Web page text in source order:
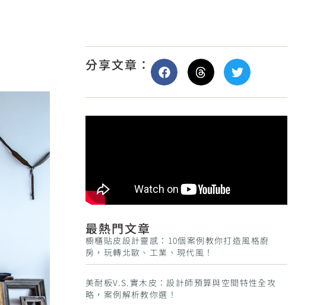
分享文章：
最熱門文章
櫥櫃貼皮設計靈感：10個案例教你打造風格廚
房，玩轉北歐、工業、現代風！
美耐板V.S.實木皮：設計師預算與空間特性全攻
略，案例解析教你選！